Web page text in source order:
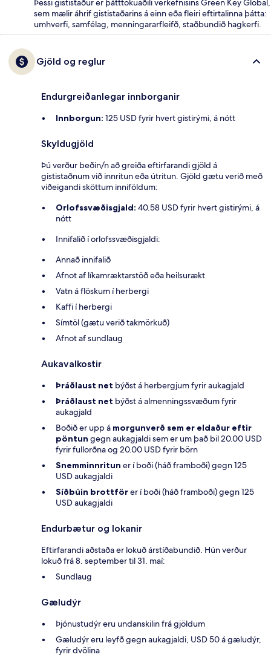
Þessi gististaður er þátttökuaðili verkefnisins Green Key Global,
sem mælir áhrif gististaðarins á einn eða fleiri eftirtalinna þátta:
umhverfi, samfélag, menningararfleifð, staðbundið hagkerfi.
Gjöld og reglur
Endurgreiðanlegar innborganir
Innborgun: 125 USD fyrir hvert gistirými, á nótt
Skyldugjöld
Þú verður beðin/n að greiða eftirfarandi gjöld á
gististaðnum við innritun eða útritun. Gjöld gætu verið með
viðeigandi sköttum inniföldum:
Orlofssvæðisgjald: 40.58 USD fyrir hvert gistirými, á
nótt
Innifalið í orlofssvæðisgjaldi:
Annað innifalið
Afnot af líkamræktarstöð eða heilsurækt
Vatn á flöskum í herbergi
Kaffi í herbergi
Símtöl (gætu verið takmörkuð)
Afnot af sundlaug
Aukavalkostir
Þráðlaust net býðst á herbergjum fyrir aukagjald
Þráðlaust net býðst á almenningssvæðum fyrir
aukagjald
Boðið er upp á morgunverð sem er eldaður eftir
pöntun gegn aukagjaldi sem er um það bil 20.00 USD
fyrir fullorðna og 20.00 USD fyrir börn
Snemminnritun er í boði (háð framboði) gegn 125
USD aukagjaldi
Síðbúin brottförer í boði (háð framboði) gegn 125
USD aukagjaldi
Endurbætur og lokanir
Eftirfarandi aðstaða er lokuð árstíðabundið. Hún verður
lokuð frá 8. september til 31. maí:
Sundlaug
Gæludýr
Þjónustudýr eru undanskilin frá gjöldum
Gæludýr eru leyfð gegn aukagjaldi, USD 50 á gæludýr,
fyrir dvölina